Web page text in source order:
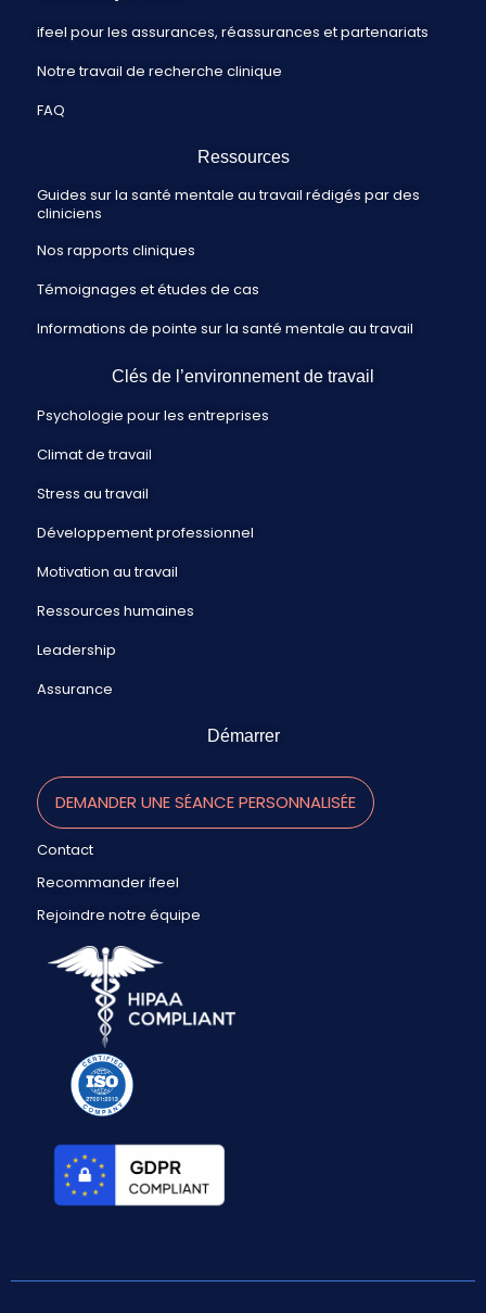
ifeel pour les assurances, réassurances et partenariats
Notre travail de recherche clinique
FAQ
Ressources
Guides sur la santé mentale au travail rédigés par des
cliniciens
Nos rapports cliniques
Témoignages et études de cas
Informations de pointe sur la santé mentale au travail
Clés de l’environnement de travail
Psychologie pour les entreprises
Climat de travail
Stress au travail
Développement professionnel
Motivation au travail
Ressources humaines
Leadership
Assurance
Démarrer
DEMANDER UNE SÉANCE PERSONNALISÉE
Contact
Recommander ifeel
Rejoindre notre équipe